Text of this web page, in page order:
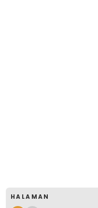
HALAMAN